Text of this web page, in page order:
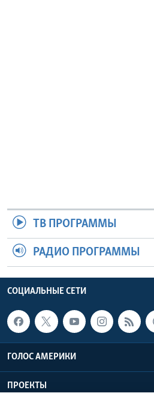
ТВ ПРОГРАММЫ
РАДИО ПРОГРАММЫ
СОЦИАЛЬНЫЕ СЕТИ
ГОЛОС АМЕРИКИ
ПРОЕКТЫ